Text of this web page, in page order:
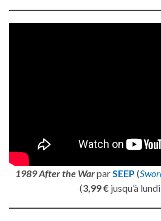
1989 After the Warpar SEEP (
(3,99 € jusqu’à